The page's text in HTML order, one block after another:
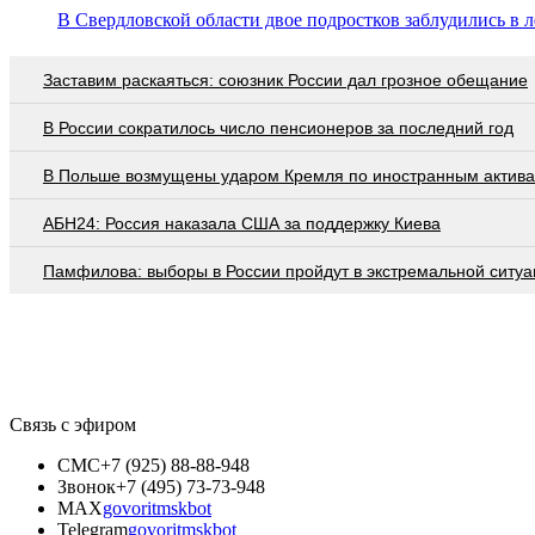
В Свердловской области двое подростков заблудились в
Заставим раскаяться: союзник России дал грозное обещание
В России сократилось число пенсионеров за последний год
В Польше возмущены ударом Кремля по иностранным
АБН24: Россия наказала США за поддержку Киева
Памфилова: выборы в России пройдут в экстремальной
Связь с эфиром
СМС+7 (925) 88-88-948
Звонок+7 (495) 73-73-948
MAXgovoritmskbot
Telegramgovoritmskbot